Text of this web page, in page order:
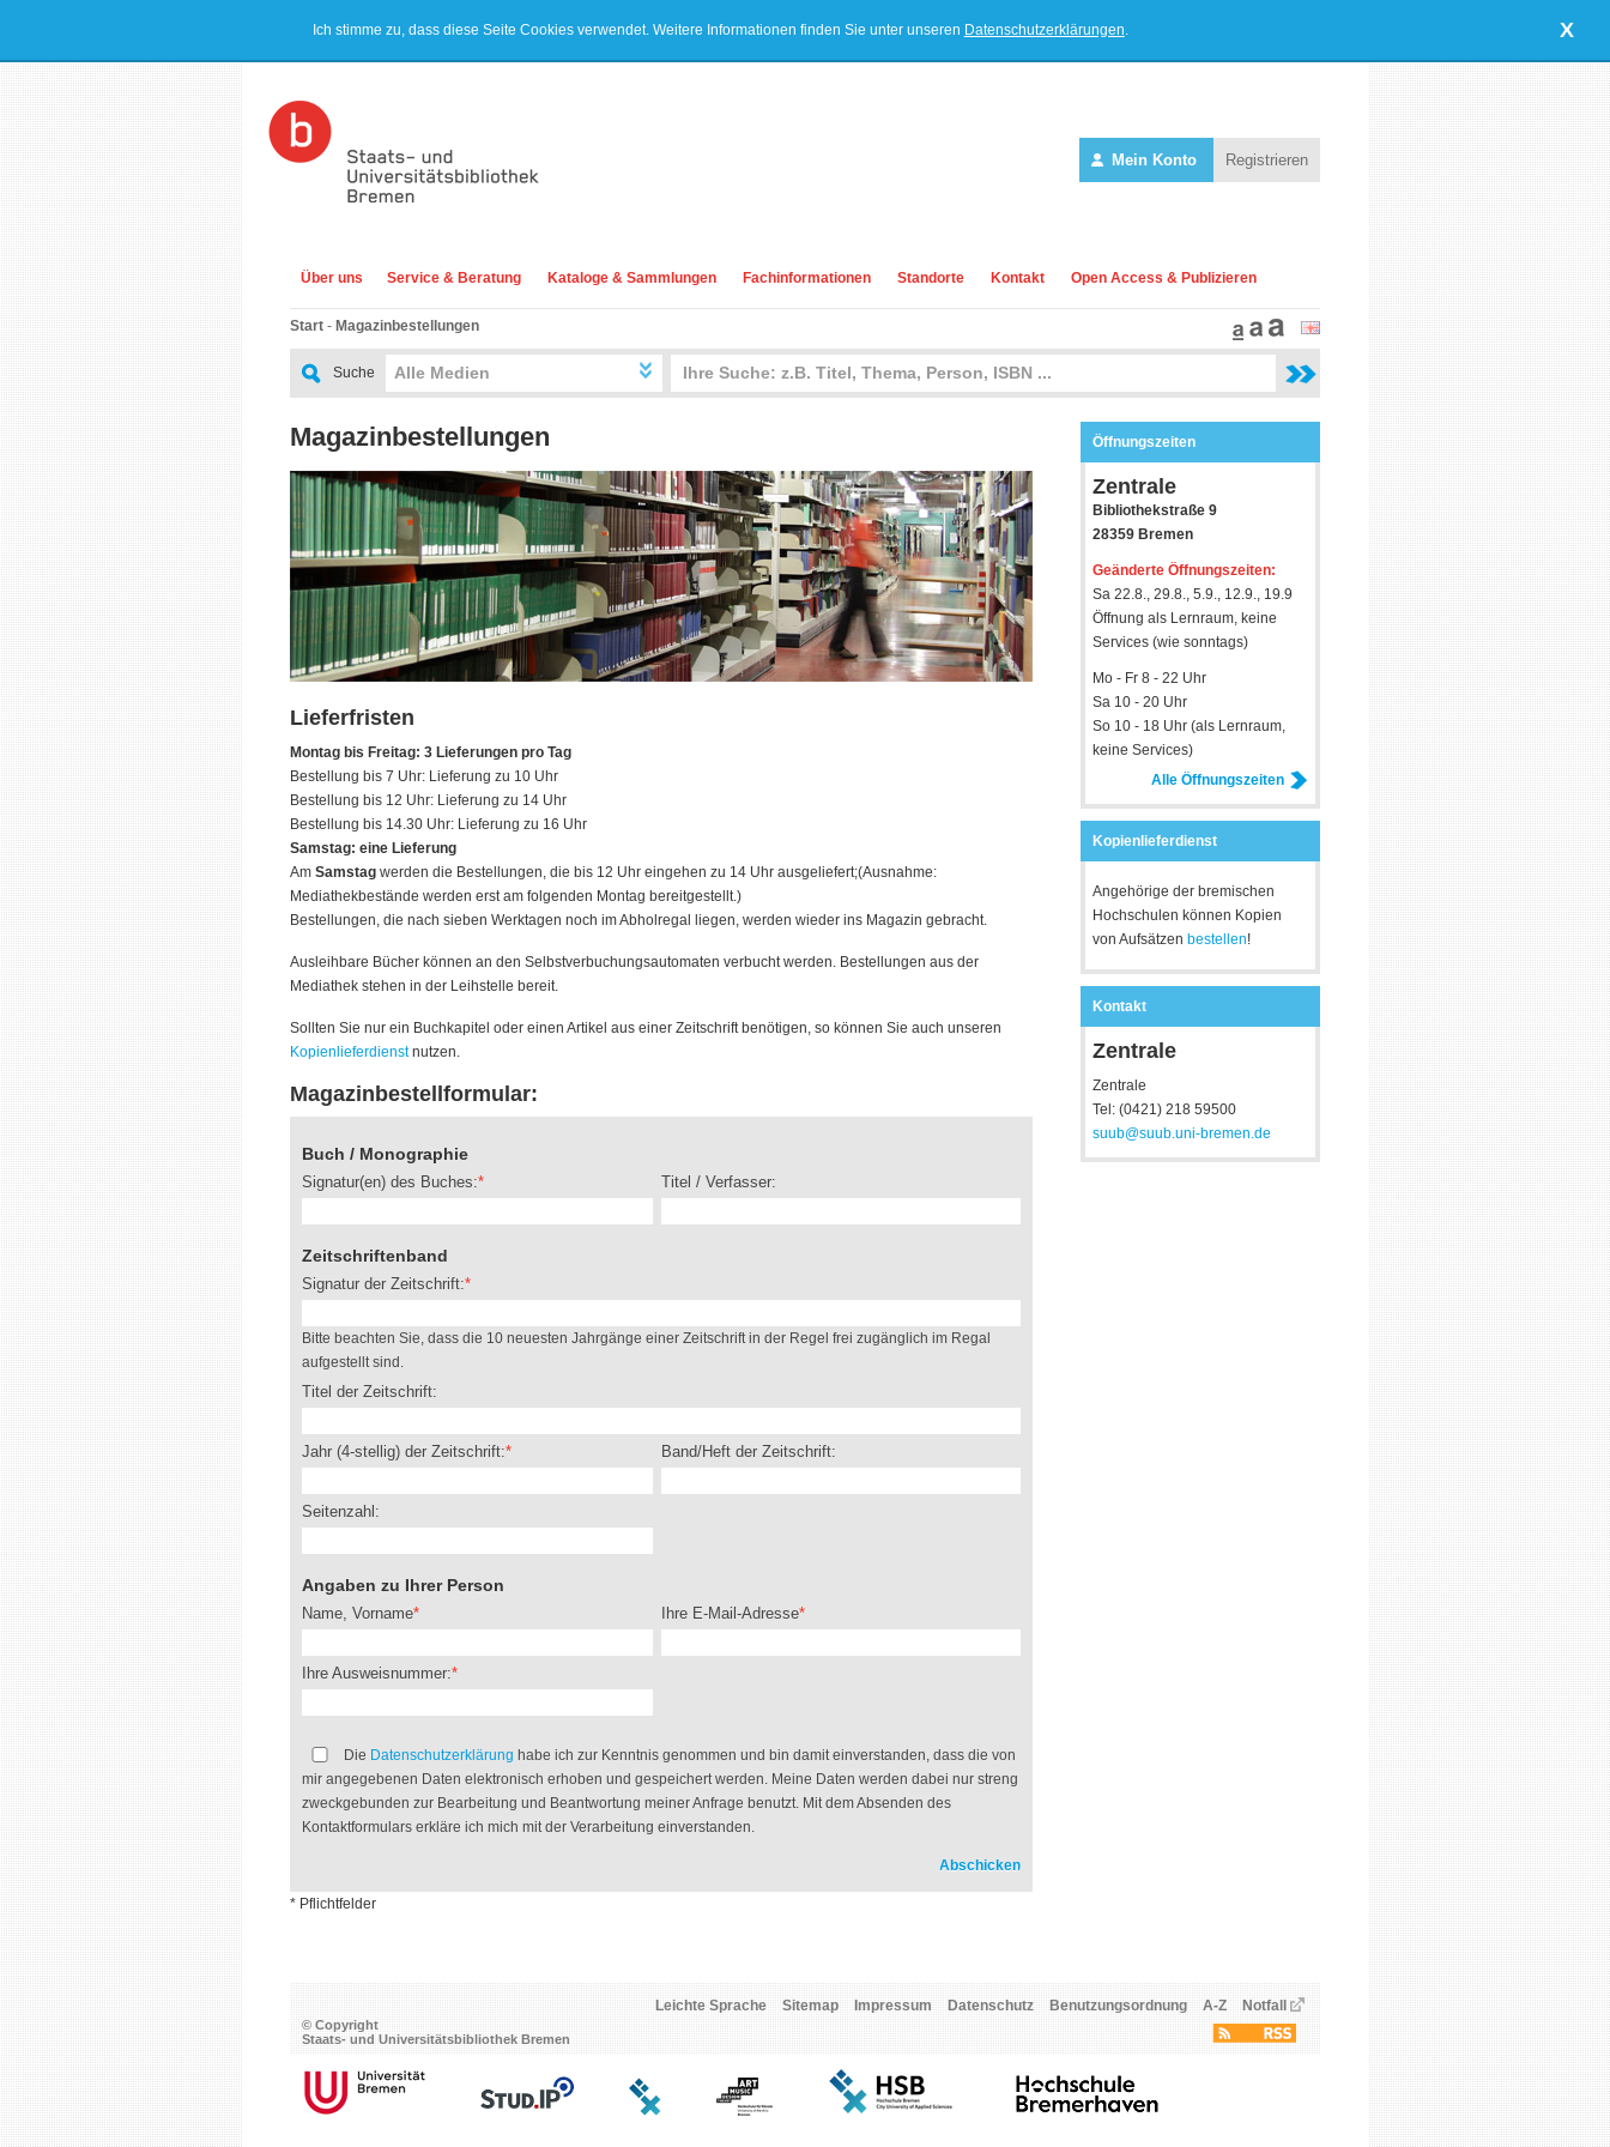
Ich stimme zu, dass diese Seite Cookies verwendet. Weitere Informationen finden Sie unter unseren Datenschutzerklärungen. X
Mein Konto Registrieren
Über uns Service & Beratung Kataloge & Sammlungen Fachinformationen Standorte Kontakt Open Access & Publizieren
Start - Magazinbestellungen
Suche Alle Medien
Magazinbestellungen
Lieferfristen
Montag bis Freitag: 3 Lieferungen pro Tag
Bestellung bis 7 Uhr: Lieferung zu 10 Uhr
Bestellung bis 12 Uhr: Lieferung zu 14 Uhr
Bestellung bis 14.30 Uhr: Lieferung zu 16 Uhr
Samstag: eine Lieferung
Am Samstag werden die Bestellungen, die bis 12 Uhr eingehen zu 14 Uhr ausgeliefert;(Ausnahme:
Mediathekbestände werden erst am folgenden Montag bereitgestellt.)
Bestellungen, die nach sieben Werktagen noch im Abholregal liegen, werden wieder ins Magazin gebracht.
Ausleihbare Bücher können an den Selbstverbuchungsautomaten verbucht werden. Bestellungen aus der
Mediathek stehen in der Leihstelle bereit.
Sollten Sie nur ein Buchkapitel oder einen Artikel aus einer Zeitschrift benötigen, so können Sie auch unseren
Kopienlieferdienstnutzen.
Magazinbestellformular:
Buch / Monographie
Signatur(en) des Buches: Titel / Verfasser:
Zeitschriftenband
Signatur der Zeitschrift:
Bitte beachten Sie, dass die 10 neuesten Jahrgänge einer Zeitschrift in der Regel frei zugänglich im Regal
aufgestellt sind.
Titel der Zeitschrift:
Jahr (4-stellig) der Zeitschrift: Band/Heft der Zeitschrift:
Seitenzahl:
Angaben zu Ihrer Person
Name, Vorname Ihre E-Mail-Adresse
Ihre Ausweisnummer:
Die Datenschutzerklärung habe ich zur Kenntnis genommen und bin damit einverstanden, dass die von
mir angegebenen Daten elektronisch erhoben und gespeichert werden. Meine Daten werden dabei nur streng
zweckgebunden zur Bearbeitung und Beantwortung meiner Anfrage benutzt. Mit dem Absenden des
Kontaktformulars erkläre ich mich mit der Verarbeitung einverstanden.
* Pflichtfelder
Öffnungszeiten
Zentrale
Bibliothekstraße 9
28359 Bremen
Geänderte Öffnungszeiten:
Sa 22.8., 29.8., 5.9., 12.9., 19.9
Öffnung als Lernraum, keine
Services (wie sonntags)
Mo - Fr 8 - 22 Uhr
Sa 10 - 20 Uhr
So 10 - 18 Uhr (als Lernraum,
keine Services)
Alle Öffnungszeiten
Kopienlieferdienst
Angehörige der bremischen
Hochschulen können Kopien
von Aufsätzen bestellen!
Kontakt
Zentrale
Zentrale
Tel: (0421) 218 59500
suub@suub.uni-bremen.de
© Copyright
Staats- und Universitätsbibliothek Bremen
Leichte Sprache Sitemap Impressum Datenschutz Benutzungsordnung A-Z Notfall